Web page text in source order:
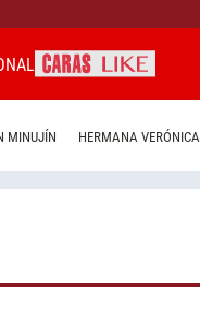
MINUJÍN HERMANA VERÓNICA